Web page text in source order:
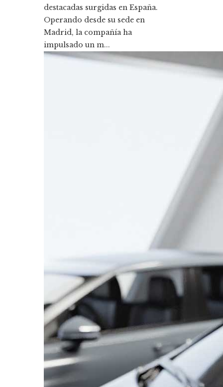
destacadas surgidas en España.
Operando desde su sede en
Madrid, la compañía ha
impulsado un m...